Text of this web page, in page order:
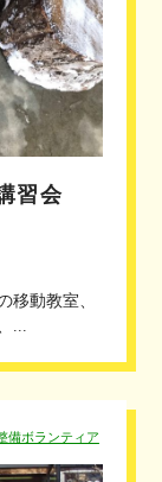
習会
移動教室、
...
備ボランティア